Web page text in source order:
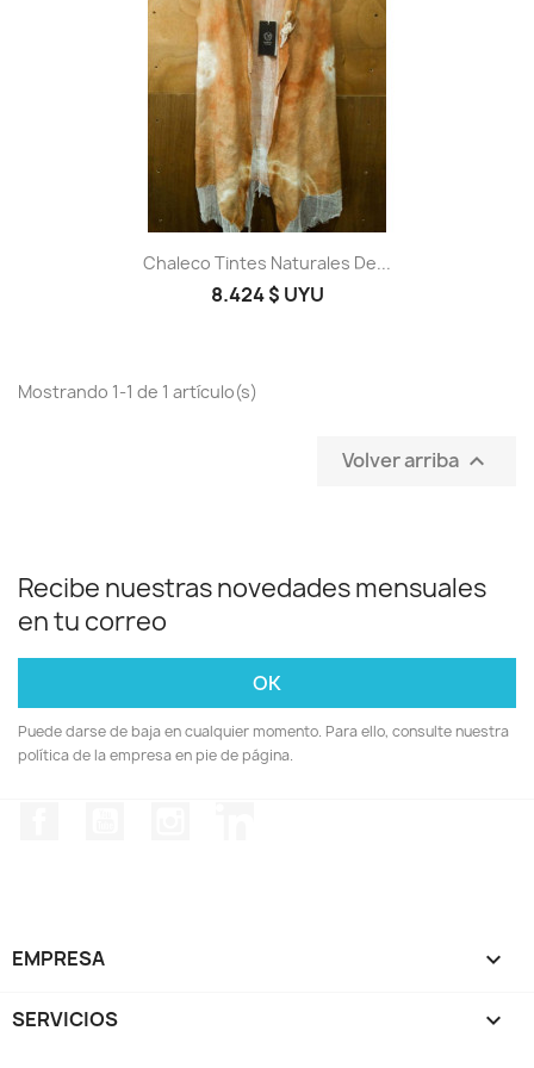
Chaleco Tintes Naturales De...
8.424 $ UYU
Mostrando 1-1 de 1 artículo(s)
Volver arriba 
Recibe nuestras novedades mensuales
en tu correo
Puede darse de baja en cualquier momento. Para ello, consulte nuestra
política de la empresa en pie de página.
EMPRESA 
SERVICIOS 